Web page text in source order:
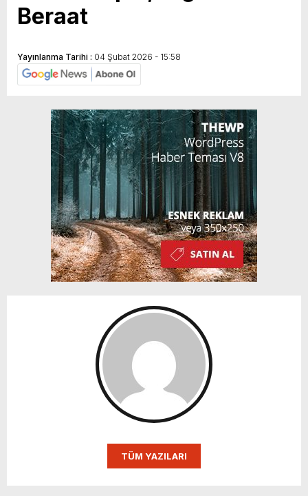
Beraat
Yayınlanma Tarihi : 04 Şubat 2026 - 15:58
TÜM YAZILARI